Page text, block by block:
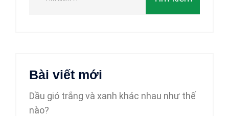
Bài viết mới
Dầu gió trắng và xanh khác nhau như thế
nào?